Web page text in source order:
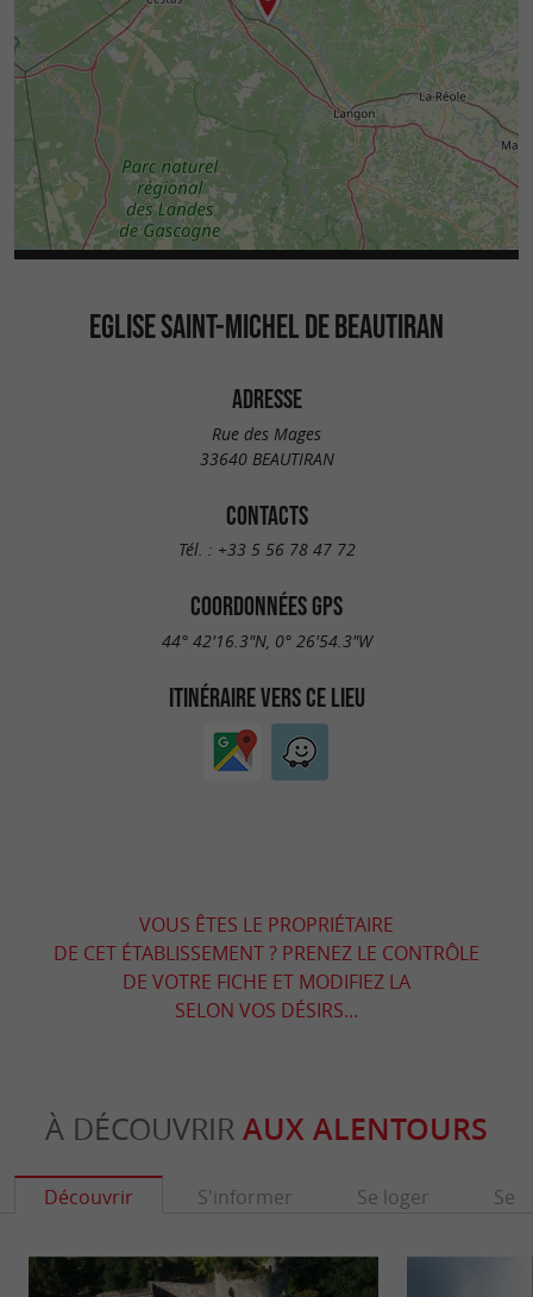
EGLISE SAINT-MICHEL DE BEAUTIRAN
ADRESSE
Rue des Mages
33640 BEAUTIRAN
CONTACTS
Tél. : +33 5 56 78 47 72
COORDONNÉES GPS
44° 42'16.3"N, 0° 26'54.3"W
ITINÉRAIRE VERS CE LIEU
VOUS ÊTES LE PROPRIÉTAIRE
DE CET ÉTABLISSEMENT ? PRENEZ LE CONTRÔLE
DE VOTRE FICHE ET MODIFIEZ LA
SELON VOS DÉSIRS...
À DÉCOUVRIR AUX ALENTOURS
Découvrir S'informer Se loger Se